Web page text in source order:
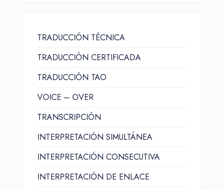
TRADUCCIÓN TÉCNICA
TRADUCCIÓN CERTIFICADA
TRADUCCIÓN TAO
VOICE – OVER
TRANSCRIPCIÓN
INTERPRETACIÓN SIMULTÁNEA
INTERPRETACIÓN CONSECUTIVA
INTERPRETACIÓN DE ENLACE